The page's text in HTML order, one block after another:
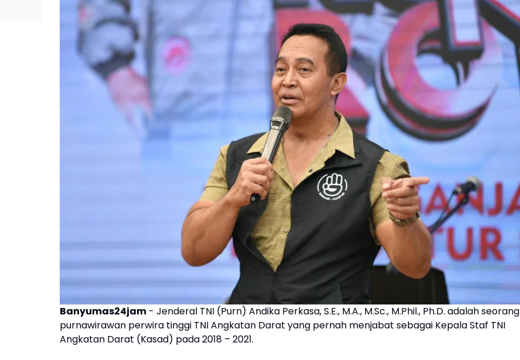
Banyumas24jam - Jenderal TNI (Purn) Andika Perkasa, S.E., M.A., M.Sc., M.Phil., Ph.D. adalah seorang
purnawirawan perwira tinggi TNI Angkatan Darat yang pernah menjabat sebagai Kepala Staf TNI
Angkatan Darat (Kasad) pada 2018 – 2021.